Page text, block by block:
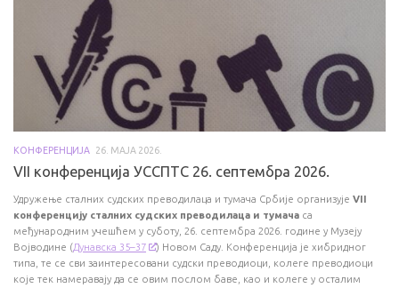
КОНФЕРЕНЦИЈА 26. МАЈА 2026.
VII конференција УССПТС 26. септембра 2026.
Удружење сталних судских преводилаца и тумача Србије организује VII
конференцију сталних судских преводилаца и тумача са
међународним учешћем у суботу, 26. септембра 2026. године у Музеју
Војводине (Дунавска 35–37
) Новом Саду. Конференција је хибридног
типа, те се сви заинтересовани судски преводиоци, колеге преводиоци
које тек намеравају да се овим послом баве, као и колеге у осталим